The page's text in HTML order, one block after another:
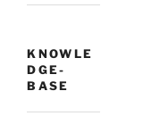
KNOWLE
DGE-
BASE